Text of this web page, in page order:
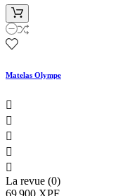
Matelas Olympe





La revue (0)